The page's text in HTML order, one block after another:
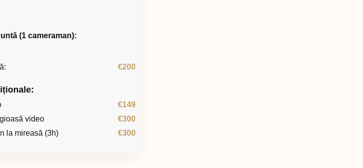
(1 cameraman):
€200
€149
video
€300
la mireasă (3h)
€300